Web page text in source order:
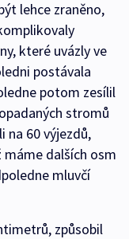
lehce zraněno,
které uvázly ve
postávala
potom zesílil
stromů
na 60 výjezdů,
máme dalších osm
mluvčí
způsobil